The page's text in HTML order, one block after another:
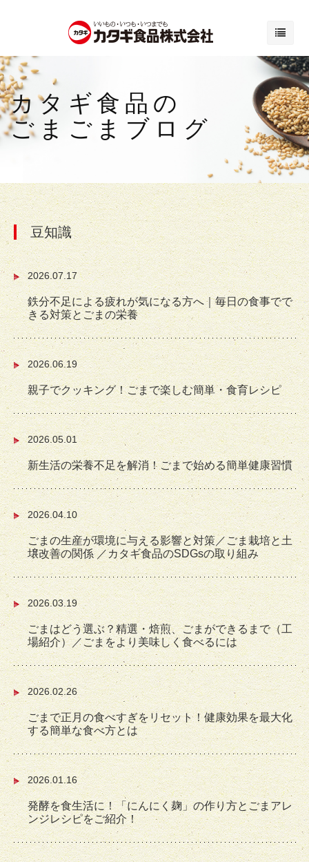
カタギ食品の
ごまごまブログ
豆知識
2026.07.17
鉄分不足による疲れが気になる方へ｜毎日の食事でで
きる対策とごまの栄養
2026.06.19
親子でクッキング！ごまで楽しむ簡単・食育レシピ
2026.05.01
新生活の栄養不足を解消！ごまで始める簡単健康習慣
2026.04.10
ごまの生産が環境に与える影響と対策／ごま栽培と土
壌改善の関係 ／カタギ食品のSDGsの取り組み
2026.03.19
ごまはどう選ぶ？精選・焙煎、ごまができるまで（工
場紹介）／ごまをより美味しく食べるには
2026.02.26
ごまで正月の食べすぎをリセット！健康効果を最大化
する簡単な食べ方とは
2026.01.16
発酵を食生活に！「にんにく麹」の作り方とごまアレ
ンジレシピをご紹介！